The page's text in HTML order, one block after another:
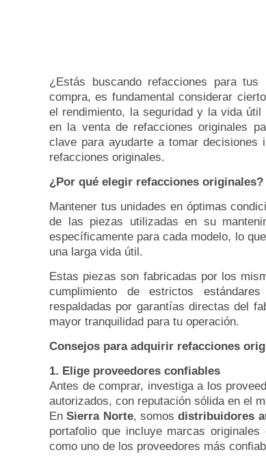
¿Estás buscando refacciones para
compra, es fundamental considerar
el rendimiento, la seguridad y la vida útil
en la venta de refacciones originales
clave para ayudarte a tomar decisiones
refacciones originales.
¿Por qué elegir refacciones originales?
Mantener tus unidades en óptimas
de las piezas utilizadas en su
específicamente para cada modelo, lo
una larga vida útil.
Estas piezas son fabricadas por los
cumplimiento de estrictos
respaldadas por garantías directas del
mayor tranquilidad para tu operación.
Consejos para adquirir refacciones
1. Elige proveedores confiables
Antes de comprar, investiga a los
autorizados, con reputación sólida en el
EnSierra Norte, somosdistribuidores
portafolio que incluye marcas originales
como uno de los proveedores más